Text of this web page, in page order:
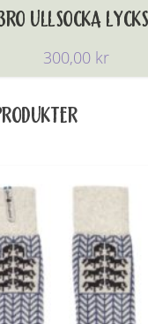
ULLSOCKA
300,00 kr